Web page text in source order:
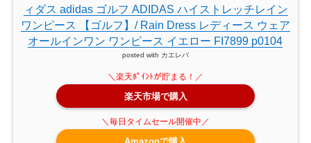
ィダス adidas ゴルフ ADIDAS ハイストレッチレイン
ワンピース 【ゴルフ】/ Rain Dress レディース ウェア
オールインワン ワンピース イエロー FI7899 p0104
posted with カエレバ
楽天市場で購入